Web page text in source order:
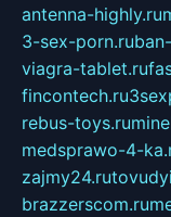
antenna-highly.ru
3-sex-porn.ru
viagra-tablet.ru
fincontech.ru
rebus-toys.ru
medsprawo-4-
zajmy24.ru
brazzerscom.ru